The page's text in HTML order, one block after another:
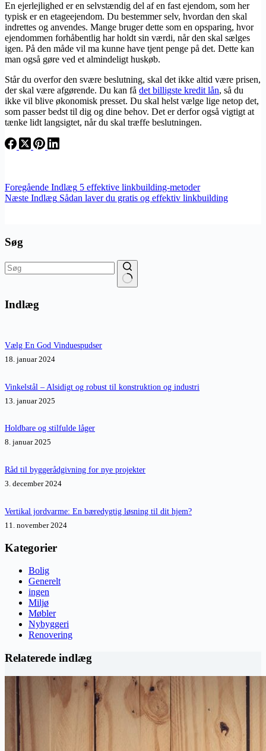
En ejerlejlighed er en selvstændig del af en fast ejendom, som her
typisk er en etageejendom. Du bestemmer selv, hvordan den skal
indrettes og anvendes. Mange bruger dette som en opsparing, hvor
ejendommen forhåbentlig har holdt sin værdi, når den skal sælges
igen. På den måde vil ma kunne have tjent penge på det. Dette kan
man også gøre ved et almindeligt huskøb.
Står du overfor den svære beslutning, skal det ikke altid være prisen,
der skal være afgørende. Du kan få det billigste kredit lån, så du
ikke vil blive økonomisk presset. Du skal helst vælge lige netop det,
som passer bedst til dig og dine behov. Det er derfor også vigtigt at
tænke lidt langsigtet, når du skal træffe beslutningen.
Foregående Indlæg 5 effektive linkbuilding-metoder
Næste Indlæg Sådan laver du gratis og effektiv linkbuilding
Søg
resultater
Indlæg
Vælg En God Vinduespudser
18. januar 2024
Vinkelstål – Alsidigt og robust til konstruktion og industri
13. januar 2025
Holdbare og stilfulde låger
8. januar 2025
Råd til byggerådgivning for nye projekter
3. december 2024
Vertikal jordvarme: En bæredygtig løsning til dit hjem?
11. november 2024
Kategorier
Bolig
Generelt
ingen
Miljø
Møbler
Nybyggeri
Renovering
Relaterede indlæg